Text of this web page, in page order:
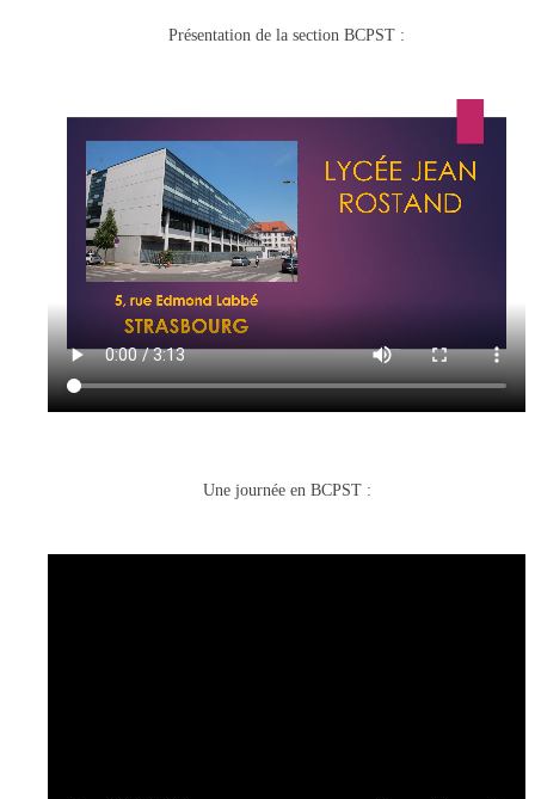
Présentation de la section BCPST :
Une journée en BCPST :